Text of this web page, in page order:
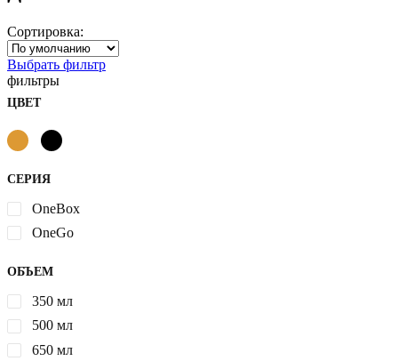
Сортировка:
Выбрать фильтр
фильтры
ЦВЕТ
СЕРИЯ
OneBox
OneGo
ОБЪЕМ
350 мл
500 мл
650 мл